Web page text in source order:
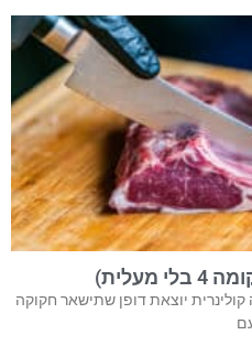
קולינרית יוצאת דופן שתישאר חקוקה